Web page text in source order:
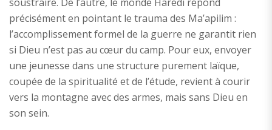
précisément en pointant le trauma des Ma’apilim :
l’accomplissement formel de la guerre ne garantit rien
si Dieu n’est pas au cœur du camp. Pour eux, envoyer
une jeunesse dans une structure purement laïque,
coupée de la spiritualité et de l’étude, revient à courir
vers la montagne avec des armes, mais sans Dieu en
son sein.